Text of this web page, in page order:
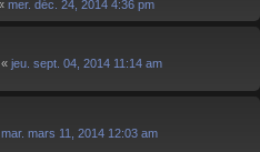
mer. déc. 24, 2014 4:36 pm
« jeu. sept. 04, 2014 11:14 am
mar. mars 11, 2014 12:03 am